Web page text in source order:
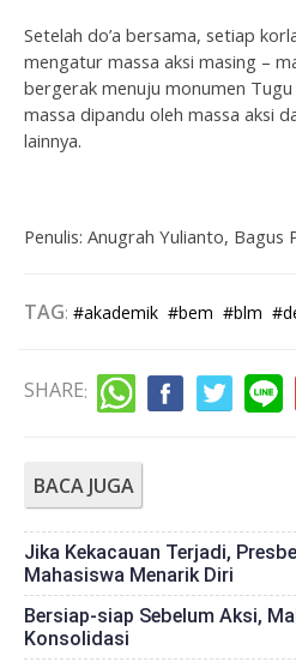
Setelah do’a bersama, setiap
mengatur massa aksi masing –
bergerak menuju monumen
massa dipandu oleh massa aksi
lainnya.
Penulis: Anugrah Yulianto, Bagus
TAG: #akademik #bem #blm
SHARE:
BACA JUGA
Jika Kekacauan Terjadi,
Mahasiswa Menarik Diri
Bersiap-siap Sebelum Aksi,
Konsolidasi